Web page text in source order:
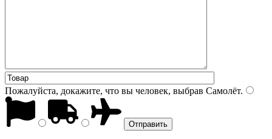
Пожалуйста, докажите, что вы человек, выбрав Самолёт.